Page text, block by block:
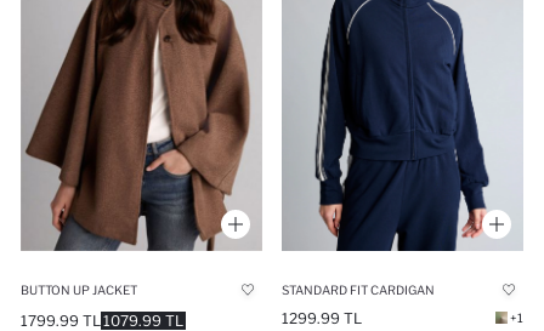
BUTTON UP JACKET
1079.99 TL
1799.99 TL
STANDARD FIT CARDIGAN
1299.99 TL +1